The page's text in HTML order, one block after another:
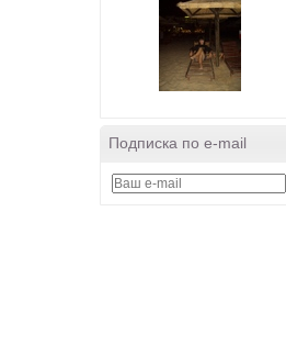
Подписка по e-mail